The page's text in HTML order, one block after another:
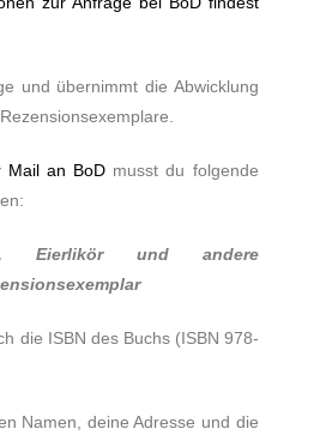
und übernimmt die Abwicklung
Mail an BoD musst du folgende
Eierlikör und andere
die ISBN des Buchs (ISBN 978-
Namen, deine Adresse und die